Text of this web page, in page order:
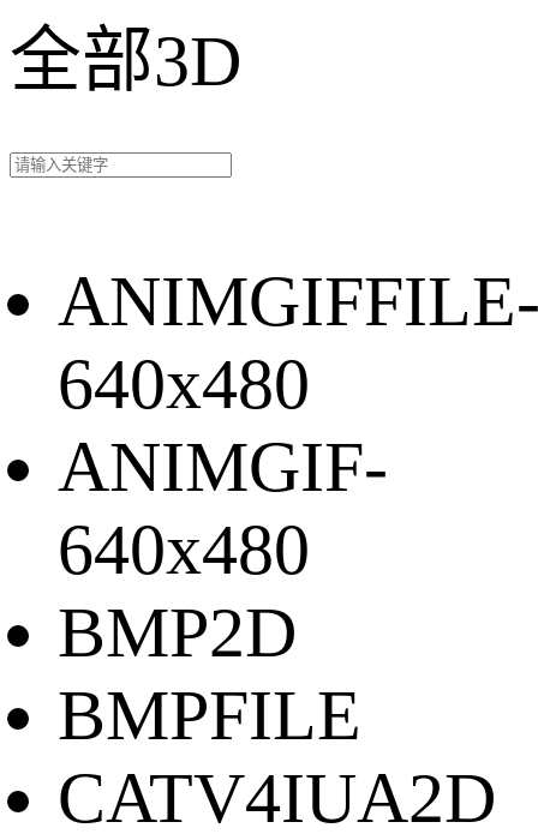
全部3D
640x480
ANIMGIF-
640x480
BMP2D
BMPFILE
CATV4IUA2D